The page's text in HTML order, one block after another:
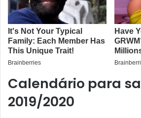
Calendário para
2019/2020